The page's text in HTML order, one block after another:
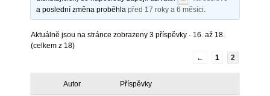
a poslední změna proběhlapřed 17 roky a 6 měsíci.
Aktuálně jsou na stránce zobrazeny 3 příspěvky - 16. až 18.
(celkem z 18)
←
1 2
Autor Příspěvky